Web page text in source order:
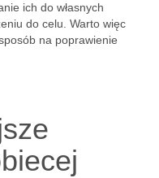
ich do własnych
do celu. Warto więc
na poprawienie